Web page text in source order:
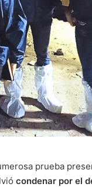
prueba
condenar por el